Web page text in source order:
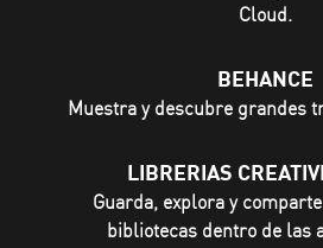
Cloud.
BEHANCE
Muestra y descubre grandes
LIBRERIAS
Guarda, explora y
bibliotecas dentro de las